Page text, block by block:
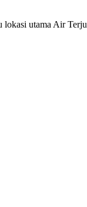
utama Air